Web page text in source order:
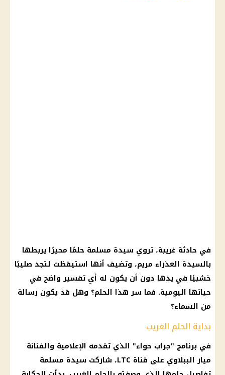
في حادثة غريبة، تروي سيدة مسلمة حلمًا محيرًا يربطها
بالسيدة العذراء مريم، وتضيف أنها استيقظت لتجد صليبًا
خشبيًا في يدها دون أن يكون له أي تفسير واضح في
حياتها اليومية. فما سر هذا الحلم؟ وهل قد يكون رسالة
من السماء؟
بداية الحلم الغريب
في برنامج "جراب حواء" الذي تقدمه الإعلامية والفنانة
ميار الببلاوي على قناة LTC، شاركت سيدة مسلمة